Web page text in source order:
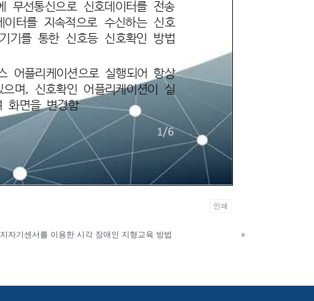
인쇄
지자기센서를 이용한 시각 장애인 지형교육 방법 »